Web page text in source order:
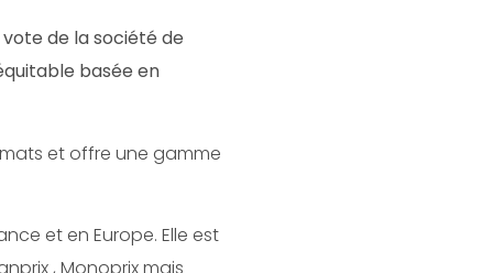
vote de la société de
basée en
et offre une gamme
et en Europe. Elle est